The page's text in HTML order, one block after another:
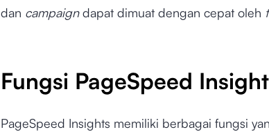
dan campaigndapat dimuat dengan cepat oleh
Fungsi PageSpeed
PageSpeed Insights memiliki berbagai fungsi